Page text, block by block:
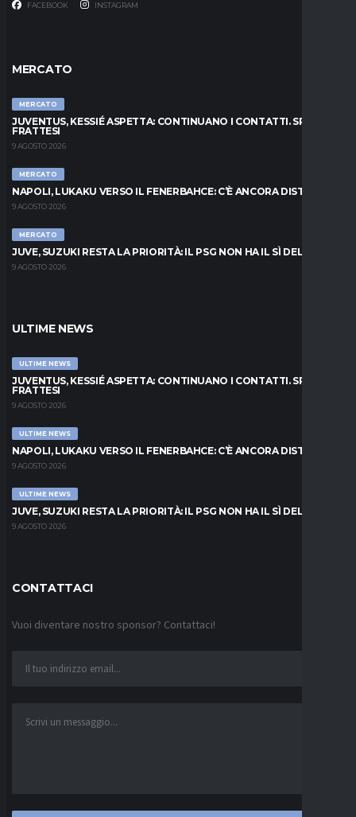
FACEBOOK INSTAGRAM
MERCATO
MERCATO
JUVENTUS, KESSIÉ ASPETTA: CONTINUANO I CONTATTI. SPUNTA
FRATTESI
9 AGOSTO 2026
MERCATO
NAPOLI, LUKAKU VERSO IL FENERBAHCE: C’È ANCORA DISTANZA
9 AGOSTO 2026
MERCATO
JUVE, SUZUKI RESTA LA PRIORITÀ: IL PSG NON HA IL SÌ DEL PARMA
9 AGOSTO 2026
ULTIME NEWS
ULTIME NEWS
JUVENTUS, KESSIÉ ASPETTA: CONTINUANO I CONTATTI. SPUNTA
FRATTESI
9 AGOSTO 2026
ULTIME NEWS
NAPOLI, LUKAKU VERSO IL FENERBAHCE: C’È ANCORA DISTANZA
9 AGOSTO 2026
ULTIME NEWS
JUVE, SUZUKI RESTA LA PRIORITÀ: IL PSG NON HA IL SÌ DEL PARMA
9 AGOSTO 2026
CONTATTACI
Vuoi diventare nostro sponsor? Contattaci!